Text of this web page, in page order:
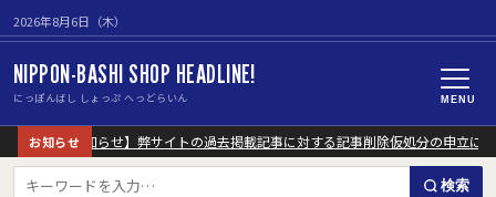
2026年8月6日（木）
NIPPON-BASHI SHOP HEADLINE!
にっぽんばし しょっぷ へっどらいん MENU
お知らせ
【重要なお知らせ】弊サイトの過去掲載記事に対する記事削除仮処分の申立につい
検索